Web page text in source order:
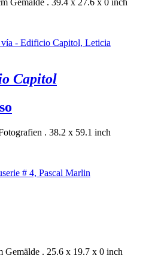
Gemälde . 39.4 x 27.6 x 0 inch
Capitol
. 38.2 x 59.1 inch
Gemälde . 25.6 x 19.7 x 0 inch